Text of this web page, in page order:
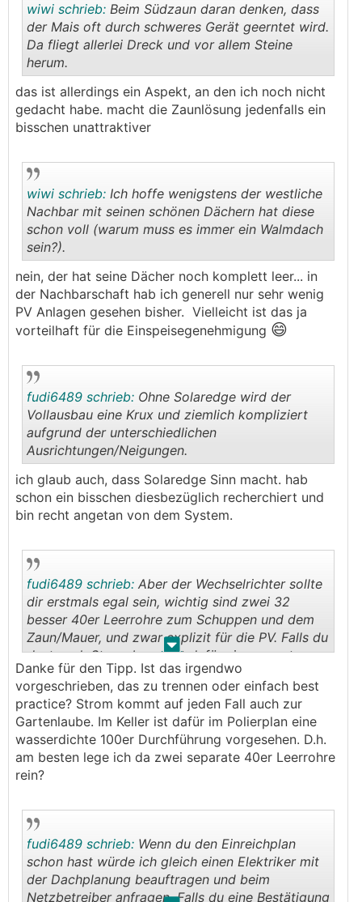
..
wiwi schrieb: Beim Südzaun daran denken, dass
der Mais oft durch schweres Gerät geerntet wird.
Da fliegt allerlei Dreck und vor allem Steine
herum.
das ist allerdings ein Aspekt, an den ich noch nicht
gedacht habe. macht die Zaunlösung jedenfalls ein
bisschen unattraktiver
..
wiwi schrieb: Ich hoffe wenigstens der westliche
Nachbar mit seinen schönen Dächern hat diese
schon voll (warum muss es immer ein Walmdach
sein?).
nein, der hat seine Dächer noch komplett leer... in
der Nachbarschaft hab ich generell nur sehr wenig
PV Anlagen gesehen bisher. Vielleicht ist das ja
vorteilhaft für die Einspeisegenehmigung 😄
..
fudi6489 schrieb: Ohne Solaredge wird der
Vollausbau eine Krux und ziemlich kompliziert
aufgrund der unterschiedlichen
Ausrichtungen/Neigungen.
ich glaub auch, dass Solaredge Sinn macht. hab
schon ein bisschen diesbezüglich recherchiert und
bin recht angetan von dem System.
. .
fudi6489 schrieb: Aber der Wechselrichter sollte
dir erstmals egal sein, wichtig sind zwei 32
besser 40er Leerrohre zum Schuppen und dem
Zaun/Mauer, und zwar explizit für die PV. Falls du
dort auch Strom brauchst dafür ein seperates
Rohr legen.
Danke für den Tipp. Ist das irgendwo
vorgeschrieben, das zu trennen oder einfach best
practice? Strom kommt auf jeden Fall auch zur
Gartenlaube. Im Keller ist dafür im Polierplan eine
wasserdichte 100er Durchführung vorgesehen. D.h.
am besten lege ich da zwei separate 40er Leerrohre
rein?
fudi6489 schrieb: Wenn du den Einreichplan
schon hast würde ich gleich einen Elektriker mit
der Dachplanung beauftragen und beim
Netzbetreiber anfragen. Falls du eine Bestätigung